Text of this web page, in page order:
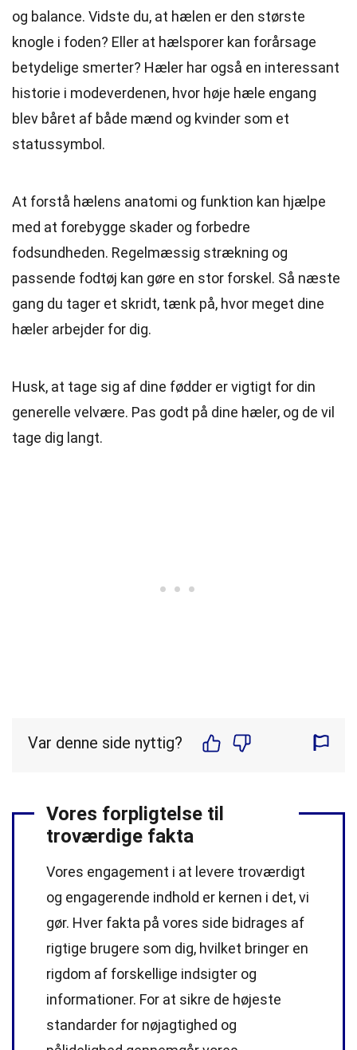
og balance. Vidste du, at hælen er den største
knogle i foden? Eller at hælsporer kan forårsage
betydelige smerter? Hæler har også en interessant
historie i modeverdenen, hvor høje hæle engang
blev båret af både mænd og kvinder som et
statussymbol.
At forstå hælens anatomi og funktion kan hjælpe
med at forebygge skader og forbedre
fodsundheden. Regelmæssig strækning og
passende fodtøj kan gøre en stor forskel. Så næste
gang du tager et skridt, tænk på, hvor meget dine
hæler arbejder for dig.
Husk, at tage sig af dine fødder er vigtigt for din
generelle velvære. Pas godt på dine hæler, og de vil
tage dig langt.
Var denne side nyttig?
Vores forpligtelse til
troværdige fakta
Vores engagement i at levere troværdigt
og engagerende indhold er kernen i det, vi
gør. Hver fakta på vores side bidrages af
rigtige brugere som dig, hvilket bringer en
rigdom af forskellige indsigter og
informationer. For at sikre de højeste
standarder for nøjagtighed og